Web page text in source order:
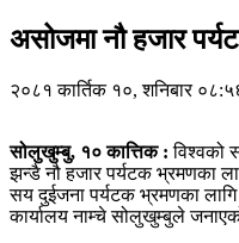
असोजमा नौ हजार
२०८१ कार्तिक १०, शनिबार
सोलुखुम्बु, १० कात्तिक : विश्वको
झन्डै नौ हजार पर्यटक भ्रमणका
सय दुईजना पर्यटक भ्रमणका
कार्यालय नाम्चे सोलुखुम्बुले